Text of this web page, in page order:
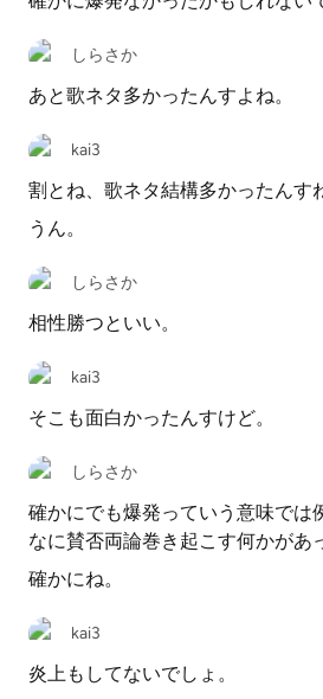
しらさか
あと歌ネタ多かったんすよね。
kai3
割とね、歌ネタ結構多かったんす
うん。
しらさか
相性勝つといい。
kai3
そこも面白かったんすけど。
しらさか
確かにでも爆発っていう意味では
なに賛否両論巻き起こす何かがあ
確かにね。
kai3
炎上もしてないでしょ。